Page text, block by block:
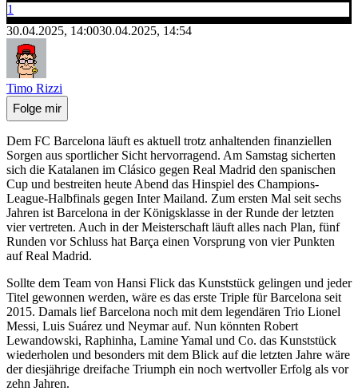
1
30.04.2025, 14:0030.04.2025, 14:54
Timo Rizzi
Folge mir
Dem FC Barcelona läuft es aktuell trotz anhaltenden finanziellen
Sorgen aus sportlicher Sicht hervorragend. Am Samstag sicherten
sich die Katalanen im Clásico gegen Real Madrid den spanischen
Cup und bestreiten heute Abend das Hinspiel des Champions-
League-Halbfinals gegen Inter Mailand. Zum ersten Mal seit sechs
Jahren ist Barcelona in der Königsklasse in der Runde der letzten
vier vertreten. Auch in der Meisterschaft läuft alles nach Plan, fünf
Runden vor Schluss hat Barça einen Vorsprung von vier Punkten
auf Real Madrid.
Sollte dem Team von Hansi Flick das Kunststück gelingen und jeder
Titel gewonnen werden, wäre es das erste Triple für Barcelona seit
2015. Damals lief Barcelona noch mit dem legendären Trio Lionel
Messi, Luis Suárez und Neymar auf. Nun könnten Robert
Lewandowski, Raphinha, Lamine Yamal und Co. das Kunststück
wiederholen und besonders mit dem Blick auf die letzten Jahre wäre
der diesjährige dreifache Triumph ein noch wertvoller Erfolg als vor
zehn Jahren.